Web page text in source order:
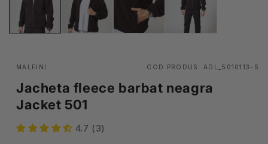
MALFINI COD PRODUS: ADL_5010113-S
Jacheta fleece barbat neagra
Jacket 501
4.7 (3)